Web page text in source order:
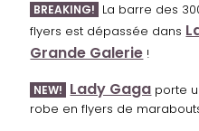
BREAKING! La barre des
flyers est dépassée dans
Grande Galerie !
NEW! Lady Gaga porte
robe en flyers de